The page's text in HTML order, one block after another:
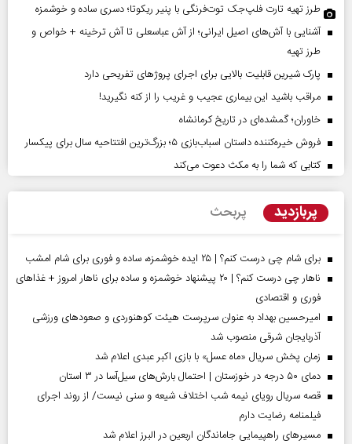
طرز تهیه تارت فلپ‌جک توت‌فرنگی با پنیر ریکوتا؛ دسری ساده و خوشمزه
آشنایی با آش‌های اصیل ایرانی؛ از آش عباسعلی تا آش ترخینه + خواص و
طرز تهیه
پارک شیرین قابلیت‌ بالایی برای اجرای پروژهای تفریحی دارد
مراقب باشید این بیماری عجیب و غریب را از کنه نگیرید!
خاوران؛ گمشده‌ای در تاریخ کرمانشاه
فروش خیره‌کننده داستان اسباب‌بازی ۵؛ بزرگ‌ترین افتتاحیه سال برای پیکسار
کتابی که شما را به مکث دعوت می‌کند
پربازدید پربحث
برای شام چی درست کنم؟ | ۲۵ ایده خوشمزه، ساده و فوری برای شام امشب
ناهار چی درست کنم؟ | ۲۰ پیشنهاد خوشمزه و ساده برای ناهار امروز + غذاهای
فوری و اقتصادی
امیرحسین بهداد به عنوان سرپرست هیئت کوهنوردی و صعودهای ورزشی
آذربایجان شرقی منصوب شد
زمان پخش سریال «ماه عسل» با بازی اکبر عبدی اعلام شد
دمای ۵۰ درجه در خوزستان | احتمال بارش‌های سیل‌آسا در ۳ استان
قصه سریال رویای نیمه شب اختلاف شیعه و سنی نیست/ از روند اجرای
فیلمنامه رضایت دارم
مسیر‌های راهپیمایی جاماندگان اربعین در البرز اعلام شد